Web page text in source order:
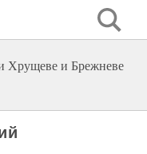
Хрущеве и Брежневе